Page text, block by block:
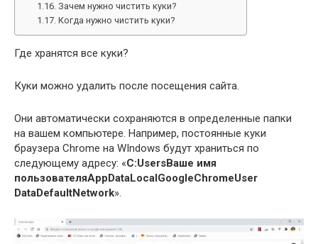
Зачем нужно чистить куки?
Когда нужно чистить куки?
Где хранятся все куки?
Куки можно удалить после посещения сайта.
Они автоматически сохраняются в определенные папки
на вашем компьютере. Например, постоянные куки
браузера Chrome на WIndows будут храниться по
следующему адресу: «C:UsersВаше имя
пользователяAppDataLocalGoogleChromeUser
DataDefaultNetwork».